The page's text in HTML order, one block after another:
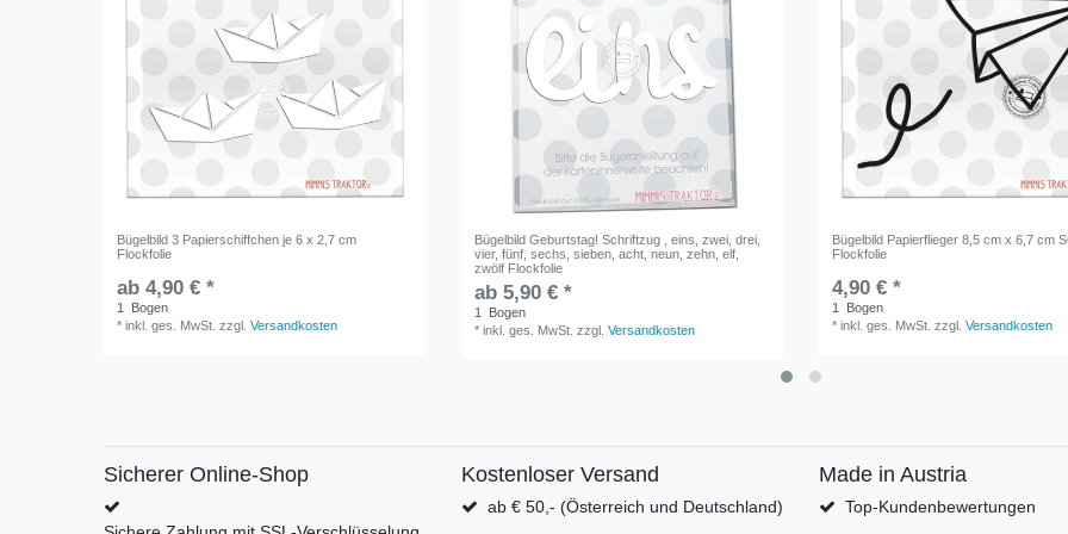
Bügelbild 3 Papierschiffchen je 6 x 2,7 cm
Flockfolie
ab 4,90 € *
1
Bogen
*inkl. ges. MwSt. zzgl.Versandkosten
Bügelbild Geburtstag! Schriftzug , eins, zwei, drei,
vier, fünf, sechs, sieben, acht, neun, zehn, elf,
zwölf Flockfolie
ab 5,90 € *
1
Bogen
*inkl. ges. MwSt. zzgl.Versandkosten
Bügelbild Papierflieger 8,5 cm x 6,7 cm
Flockfolie
4,90 € *
1
Bogen
*inkl. ges. MwSt. zzgl.Versandkosten
Sicherer Online-Shop Kostenloser Versand
ab € 50,- (Österreich und Deutschland)
Made in Austria
Top-Kundenbewertungen